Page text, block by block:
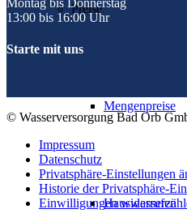
Preise
Mengenpreise
Montag bis Donnerstag
13:00 bis 16:00 Uhr
Starte mit uns
© Wasserversorgung Bad Orb
Impressum
Datenschutz
Privatsphäre-Einstellungen
Historie der Privatsphäre-
Einwilligungen widerrufen